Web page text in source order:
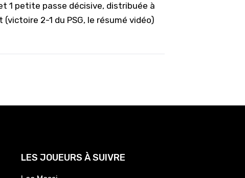
1 petite passe décisive, distribuée à
2-1 du PSG, le résumé vidéo)
LES JOUEURS À SUIVRE